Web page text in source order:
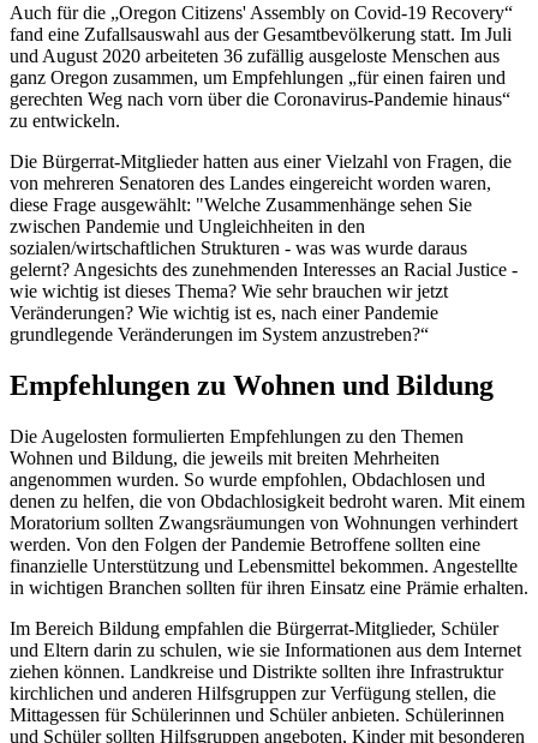
Auch für die „Oregon Citizens' Assembly on Covid-19 Recovery“
fand eine Zufallsauswahl aus der Gesamtbevölkerung statt. Im Juli
und August 2020 arbeiteten 36 zufällig ausgeloste Menschen aus
ganz Oregon zusammen, um Empfehlungen „für einen fairen und
gerechten Weg nach vorn über die Coronavirus-Pandemie hinaus“
zu entwickeln.
Die Bürgerrat-Mitglieder hatten aus einer Vielzahl von Fragen, die
von mehreren Senatoren des Landes eingereicht worden waren,
diese Frage ausgewählt: "Welche Zusammenhänge sehen Sie
zwischen Pandemie und Ungleichheiten in den
sozialen/wirtschaftlichen Strukturen - was was wurde daraus
gelernt? Angesichts des zunehmenden Interesses an Racial Justice -
wie wichtig ist dieses Thema? Wie sehr brauchen wir jetzt
Veränderungen? Wie wichtig ist es, nach einer Pandemie
grundlegende Veränderungen im System anzustreben?“
Empfehlungen zu Wohnen und Bildung
Die Augelosten formulierten Empfehlungen zu den Themen
Wohnen und Bildung, die jeweils mit breiten Mehrheiten
angenommen wurden. So wurde empfohlen, Obdachlosen und
denen zu helfen, die von Obdachlosigkeit bedroht waren. Mit einem
Moratorium sollten Zwangsräumungen von Wohnungen verhindert
werden. Von den Folgen der Pandemie Betroffene sollten eine
finanzielle Unterstützung und Lebensmittel bekommen. Angestellte
in wichtigen Branchen sollten für ihren Einsatz eine Prämie erhalten.
Im Bereich Bildung empfahlen die Bürgerrat-Mitglieder, Schüler
und Eltern darin zu schulen, wie sie Informationen aus dem Internet
ziehen können. Landkreise und Distrikte sollten ihre Infrastruktur
kirchlichen und anderen Hilfsgruppen zur Verfügung stellen, die
Mittagessen für Schülerinnen und Schüler anbieten. Schülerinnen
und Schüler sollten Hilfsgruppen angeboten, Kinder mit besonderen